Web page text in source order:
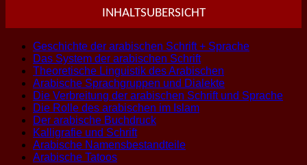
INHALTSUBERSICHT
Geschichte der arabischen Schrift + Sprache
Das System der arabischen Schrift
Theoretische Linguistik des Arabischen
Arabische Sprachgruppen und Dialekte
Die Verbreitung der arabischen Schrift und Sprache
Die Rolle des arabischen im Islam
Der arabische Buchdruck
Kalligrafie und Schrift
Arabische Namensbestandteile
Arabische Tatoos